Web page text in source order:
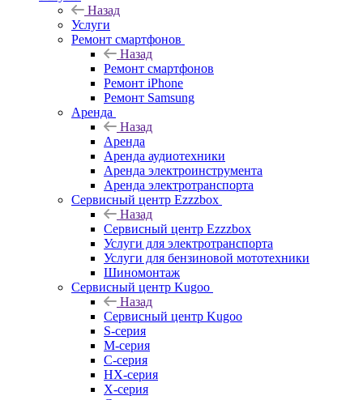
Назад
Услуги
Ремонт смартфонов
Назад
Ремонт смартфонов
Ремонт iPhone
Ремонт Samsung
Аренда
Назад
Аренда
Аренда аудиотехники
Аренда электроинструмента
Аренда электротранспорта
Сервисный центр Ezzzbox
Назад
Сервисный центр Ezzzbox
Услуги для электротранспорта
Услуги для бензиновой мототехники
Шиномонтаж
Сервисный центр Kugoo
Назад
Сервисный центр Kugoo
S-cерия
M-серия
С-серия
HX-серия
X-серия